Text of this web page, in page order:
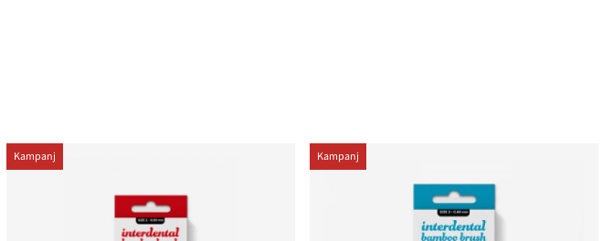
Kampanj Kampanj